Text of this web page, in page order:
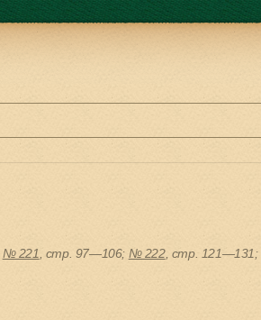
№ 221 , cтр. 97—106; № 222, cтр. 121—131;